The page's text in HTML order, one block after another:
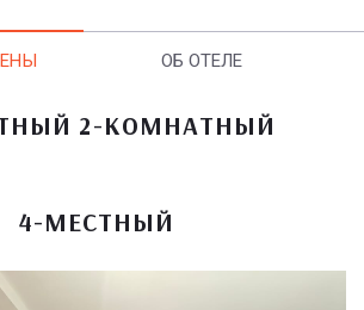
ОБ ОТЕЛЕ
2-КОМНАТНЫЙ
4-МЕСТНЫЙ